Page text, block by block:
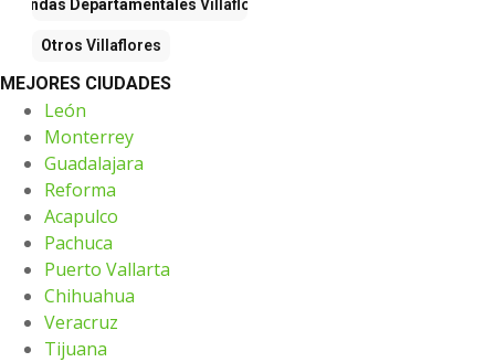
Tiendas Departamentales Villaflores
Otros Villaflores
MEJORES CIUDADES
León
Monterrey
Guadalajara
Reforma
Acapulco
Pachuca
Puerto Vallarta
Chihuahua
Veracruz
Tijuana